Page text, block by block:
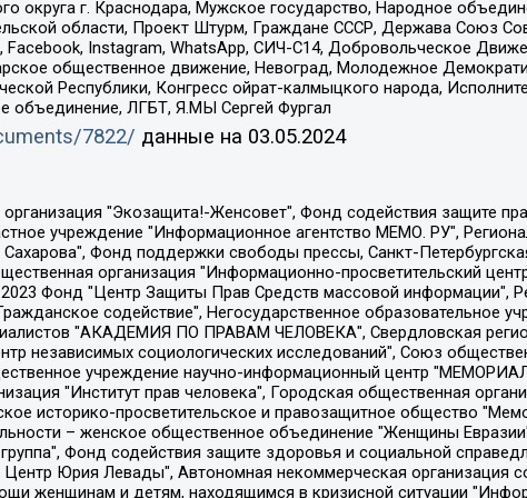
округа г. Краснодара, Мужское государство, Народное
области, Проект Штурм, Граждане СССР, Держава Союз
Instagram, WhatsApp, СИЧ-С14, Добровольческое
общественное движение, Невоград, Молодежное
Республики, Конгресс ойрат-калмыцкого народа,
объединение, ЛГБТ, Я.МЫ Сергей Фургал
7822/ данные на 03.05.2024
региональный общественный благотворительный фонд "Гражданский союз", "Север.Реалии", Некоммерческая организация Фонд "Правовая инициатива", Общество с ограниченной ответственностью "Радио Свободная Европа/Радио Свобода", Чешское информационное агентство "MEDIUM-ORIENT", Красноярская региональная общественная организация "Мы против СПИДа", Камалягин Денис Николаевич, Маркелов Сергей Евгеньевич, Пономарев Лев Александрович, Савицкая Людмила Алексеевна, Автономная некоммерческая организация "Центр по работе с проблемой насилия "НАСИЛИЮ.НЕТ", Межрегиональный профессиональный союз работников здравоохранения "Альянс врачей", Юридическое лицо, зарегистрированное в Латвийской Республике, SIA "Medusa Project" (регистрационный номер 40103797863, дата регистрации 10.06.2014), Некоммерческая организация "Фонд по борьбе с коррупцией", Автономная некоммерческая организация "Институт права и публичной политики", Баданин Роман Сергеевич, Гликин Максим Александрович, Железнова Мария Михайловна, Лукьянова Юлия Сергеевна, Маетная Елизавета Витальевна, Маняхин Петр Борисович, Чуракова Ольга Владимировна, Ярош Юлия Петровна, Юридическое лицо "The Insider SIA", зарегистрированное в Риге, Латвийская Республика (дата регистрации 26.06.2015), являющееся администратором доменного имени интернет-издания "The Insider SIA", https://theins.ru, Постернак Алексей Евгеньевич, Рубин Михаил Аркадьевич, Анин Роман Александрович, Юридическое лицо Istories fonds, зарегистрированное в Латвийской Республике (регистрационный номер 50008295751, дата регистрации 24.02.2020), Великовский Дмитрий Александрович, Долинина Ирина Николаевна, Мароховская Алеся Алексеевна, Шлейнов Роман Юрьевич, Шмагун Олеся Валентиновна, Общество с ограниченной ответственностью "Альтаир 2021", Общество с ограниченной ответственностью "Вега 2021", Общество с ограниченной ответственностью "Главный редактор 2021", Общество с ограниченной ответственностью "Ромашки монолит", Важенков Артем Валерьевич, Ивановская областная общественная организация "Центр гендерных исследований", Гурман Юрий Альбертович, Медиапроект "ОВД-Инфо", Егоров Владимир Владимирович, Жилинский Владимир Александрович, Общество с ограниченной ответственностью "ЗП", Иванова София Юрьевна, Карезина Инна Павловна, Кильтау Екатерина Викторовна, Петров Алексей Викторович, Пискунов Сергей Евгеньевич, Смирнов Сергей Сергеевич, Тихонов Михаил Сергеевич, Общество с ограниченной ответственностью "ЖУРНАЛИСТ-ИНОСТРАННЫЙ АГЕНТ", Арапова Галина Юрьевна, Вольтская Татьяна Анатольевна, Американская компания "Mason G.E.S. Anonymous Foundation" (США), являющаяся владельцем интернет-издания https://mnews.world/, Компания "Stichting Bellingcat", зарегистрированная в Нидерландах (дата регистрации 11.07.2018), Захаров Андрей Вячеславович, Клепиковская Екатерина Дмитриевна, Общество с ограниченной ответственностью "МЕМО", Перл Роман Александрович, Симонов Евгений Алексеевич, Соловьева Елена Анатольевна, Сотников Даниил Владимирович, Сурначева Елизавета Дмитриевна, Автономная некоммерческая организация по защите прав человека и информированию населения "Якутия – Наше Мнение", Общество с ограниченной ответственностью "Москоу диджитал медиа", с 26.01.2023 Общество с ограниченной ответственностью "Чайка Белые сады", Ветошкина Валерия Валерьевна, Заговора Максим Александрович, Межрегиональное общественное движение "Российская ЛГБТ - сеть", Оленичев Максим Владимирович, Павлов Иван Юрьевич, Скворцова Елена Сергеевна, Общество с ограниченной ответственностью "Как бы инагент", Кочетков Игорь Викторович, Общество с ограниченной ответственностью "Честные выборы", Еланчик Олег Александрович, Общество с ограниченной ответственностью "Нобелевский призыв", Гималова Регина Эмилевна, Григорьев Андрей Валерьевич, Григорьева Алина Александровна, Ассоциация по содействию защите прав призывников, альтернативнослужащих и военнослужащих "Правозащитная группа